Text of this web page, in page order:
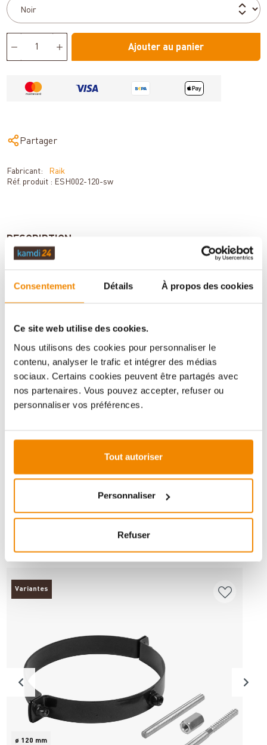
Consentement Détails À propos des cookies
Ce site web utilise des cookies.
Nous utilisons des cookies pour personnaliser le
contenu, analyser le trafic et intégrer des médias
sociaux. Certains cookies peuvent être partagés avec
nos partenaires. Vous pouvez accepter, refuser ou
personnaliser vos préférences.
Tout autoriser
Personnaliser
Refuser
Ajouter au panier
Partager
Fabricant:
Raik
Réf. produit : ESH002-120-sw
DESCRIPTION
DONNÉES TECHNIQUES
ÉVALUATIONS (0)
INFORMATIONS IMPORTANTES
ANDERE INTERESSIERTEN SICH AUCH
DAFÜR
Variantes
ø 120 mm